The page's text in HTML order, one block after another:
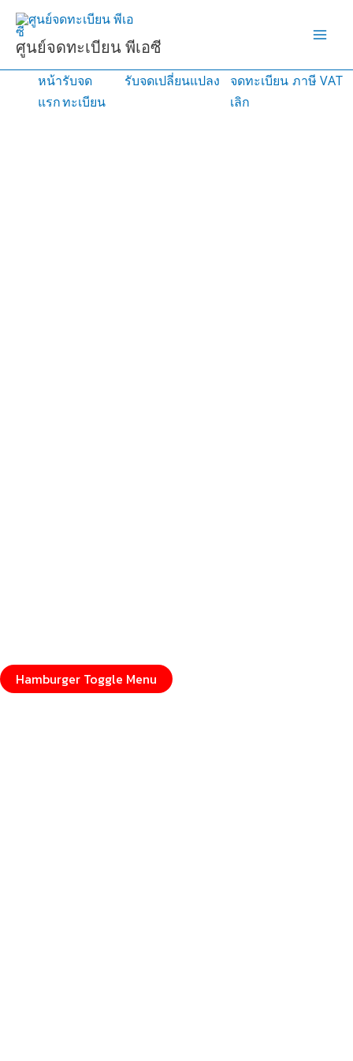
Skip
content
ศูนย์จดทะเบียน พีเอซี
หน้า
แรก
รับจด
ทะเบียน
รับจดเปลี่ยนแปลง
จดทะเบียน
เลิก
ภาษี VAT
Hamburger Toggle Menu